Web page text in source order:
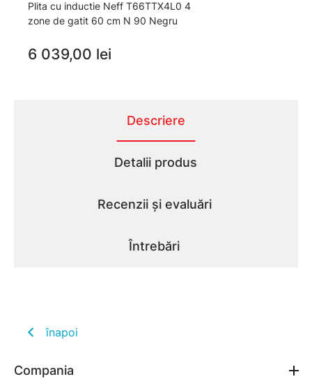
Plita cu inductie Neff T66TTX4L0 4
zone de gatit 60 cm N 90 Negru
6 039,00 lei
Descriere
Detalii produs
Recenzii și evaluări
Întrebări
înapoi
Compania